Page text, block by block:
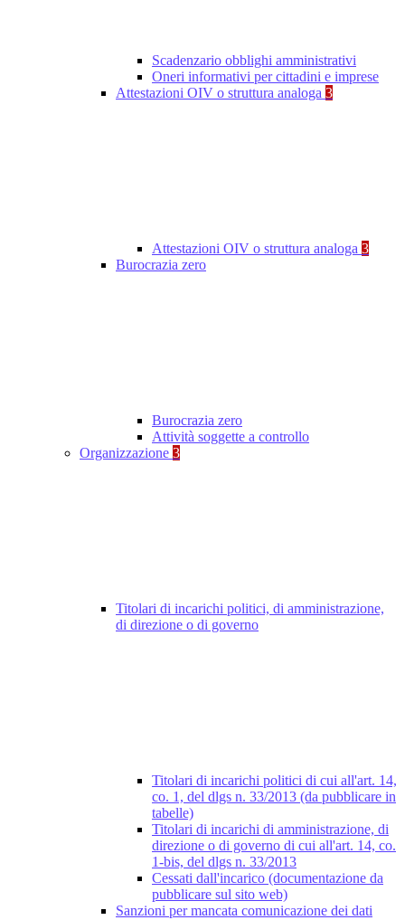
Scadenzario obblighi amministrativi
Oneri informativi per cittadini e imprese
Attestazioni OIV o struttura analoga 3
Attestazioni OIV o struttura analoga 3
Burocrazia zero
Burocrazia zero
Attività soggette a controllo
Organizzazione 3
Titolari di incarichi politici, di amministrazione,
di direzione o di governo
Titolari di incarichi politici di cui all'art. 14,
co. 1, del dlgs n. 33/2013 (da pubblicare in
tabelle)
Titolari di incarichi di amministrazione, di
direzione o di governo di cui all'art. 14, co.
1-bis, del dlgs n. 33/2013
Cessati dall'incarico (documentazione da
pubblicare sul sito web)
Sanzioni per mancata comunicazione dei dati